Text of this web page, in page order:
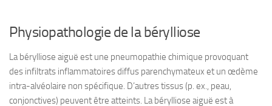
Physiopathologie de la bérylliose
Labérylliose aiguë est une pneumopathie chimique provoquant
des infiltrats inflammatoires diffus parenchymateux et un œdème
intra-alvéolaire non spécifique. D’autres tissus (p. ex., peau,
conjonctives) peuvent être atteints. La bérylliose aiguë est à